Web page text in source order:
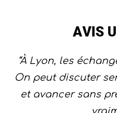
AVIS
“À Lyon, les
On peut discuter
et avancer sans